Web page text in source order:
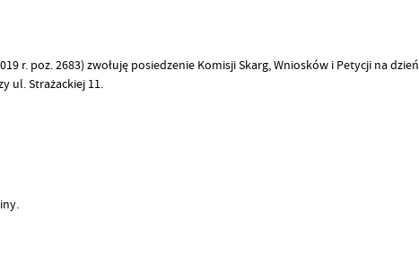
r. poz. 2683) zwołuję posiedzenie Komisji Skarg, Wniosków i Petycji na dzień
ul. Strażackiej 11.